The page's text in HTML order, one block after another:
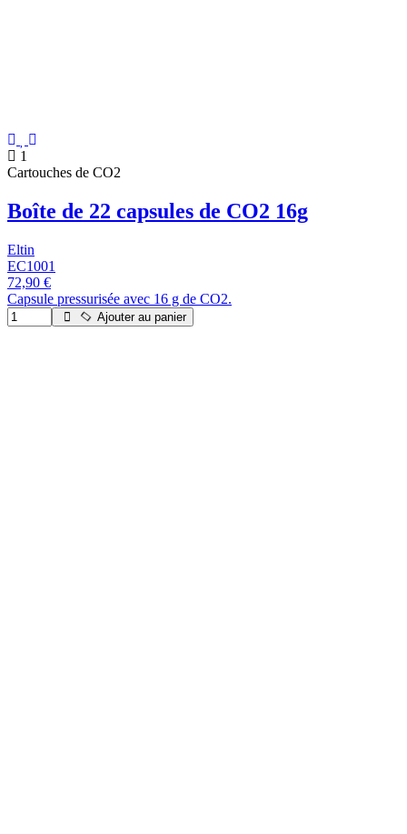
1
Cartouches de CO2
Boîte de 22 capsules de CO2 16g
Eltin
EC1001
72,90 €
Capsule pressurisée avec 16 g de CO2.
Ajouter au panier